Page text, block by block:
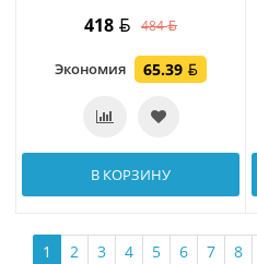
418 484
Экономия 65.39
В КОРЗИНУ
1 2 3 4 5 6 7 8